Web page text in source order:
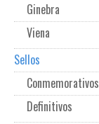
Ginebra
Viena
Sellos
Conmemorativos
Definitivos